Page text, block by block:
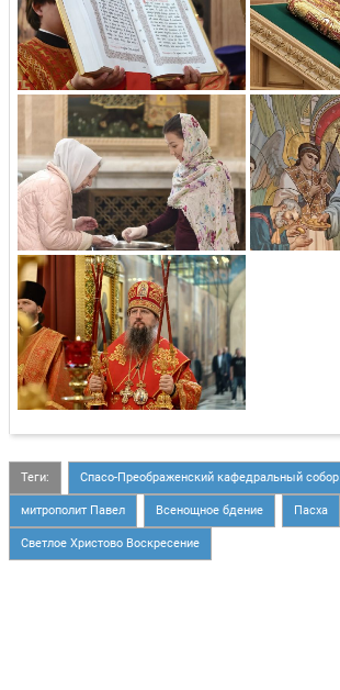
Теги: Спасо-Преображенский кафедральный собор
митрополит Павел Всенощное бдение Пасха
Светлое Христово Воскресение